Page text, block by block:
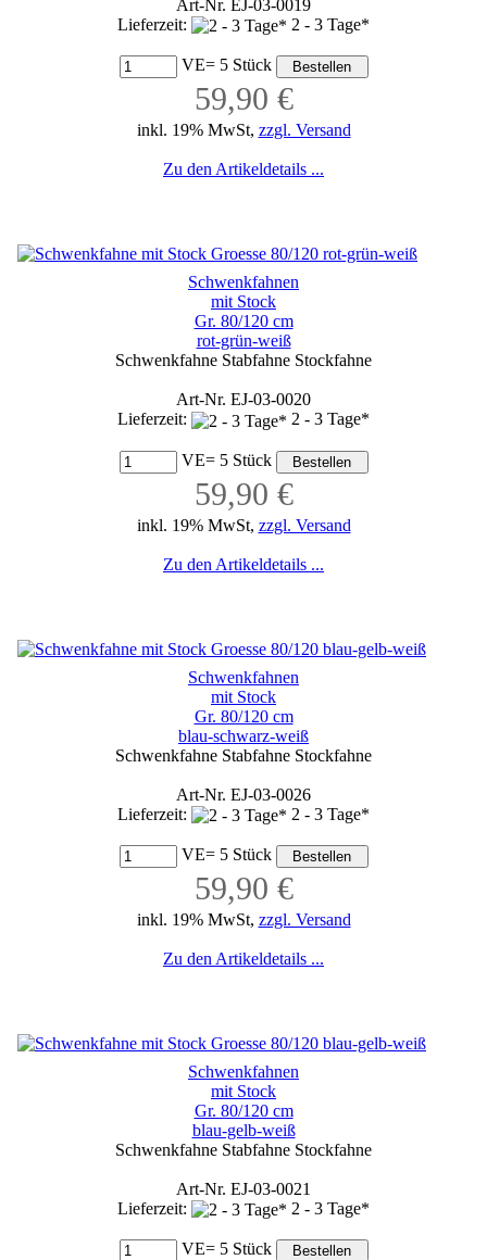
Art-Nr. EJ-03-0019
Lieferzeit:
2 - 3 Tage*
VE= 5 Stück
59,90 €
inkl. 19% MwSt, zzgl. Versand
Zu den Artikeldetails ...
Schwenkfahnen
mit Stock
Gr. 80/120 cm
rot-grün-weiß
Schwenkfahne Stabfahne Stockfahne
Art-Nr. EJ-03-0020
Lieferzeit:
2 - 3 Tage*
VE= 5 Stück
59,90 €
inkl. 19% MwSt, zzgl. Versand
Zu den Artikeldetails ...
Schwenkfahnen
mit Stock
Gr. 80/120 cm
blau-schwarz-weiß
Schwenkfahne Stabfahne Stockfahne
Art-Nr. EJ-03-0026
Lieferzeit:
2 - 3 Tage*
VE= 5 Stück
59,90 €
inkl. 19% MwSt, zzgl. Versand
Zu den Artikeldetails ...
Schwenkfahnen
mit Stock
Gr. 80/120 cm
blau-gelb-weiß
Schwenkfahne Stabfahne Stockfahne
Art-Nr. EJ-03-0021
Lieferzeit:
2 - 3 Tage*
VE= 5 Stück